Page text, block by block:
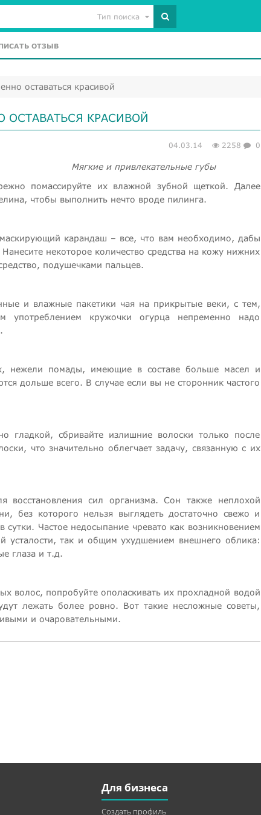
Тип поиска
ОТЗЫВ
оставаться красивой
ОСТАВАТЬСЯ КРАСИВОЙ
04.03.14 2258 0
Мягкие и привлекательные губы
помассируйте их влажной зубной щеткой. Далее
чтобы выполнить нечто вроде пилинга.
карандаш – все, что вам необходимо, дабы
некоторое количество средства на кожу нижних
подушечками пальцев.
и влажные пакетики чая на прикрытые веки, с тем,
употреблением кружочки огурца непременно надо
нежели помады, имеющие в составе больше масел и
дольше всего. В случае если вы не сторонник частого
гладкой, сбривайте излишние волоски только после
что значительно облегчает задачу, связанную с их
восстановления сил организма. Сон также неплохой
без которого нельзя выглядеть достаточно свежо и
Частое недосыпание чревато как возникновением
усталости, так и общим ухудшением внешнего облика:
глаза и т.д.
волос, попробуйте ополаскивать их прохладной водой
лежать более ровно. Вот такие несложные советы,
и очаровательными.
Для бизнеса
Создать профиль